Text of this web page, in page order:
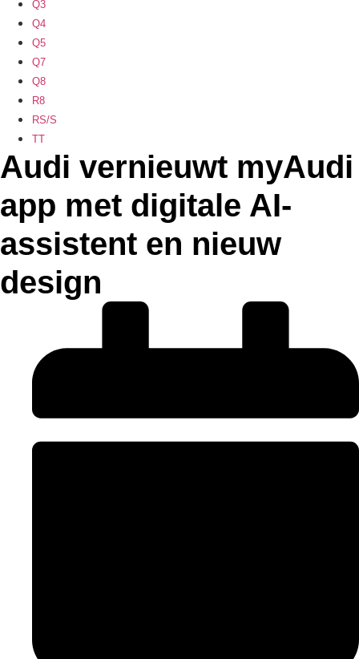
Q3
Q4
Q5
Q7
Q8
R8
RS/S
TT
Audi vernieuwt myAudi
app met digitale AI-
assistent en nieuw
design